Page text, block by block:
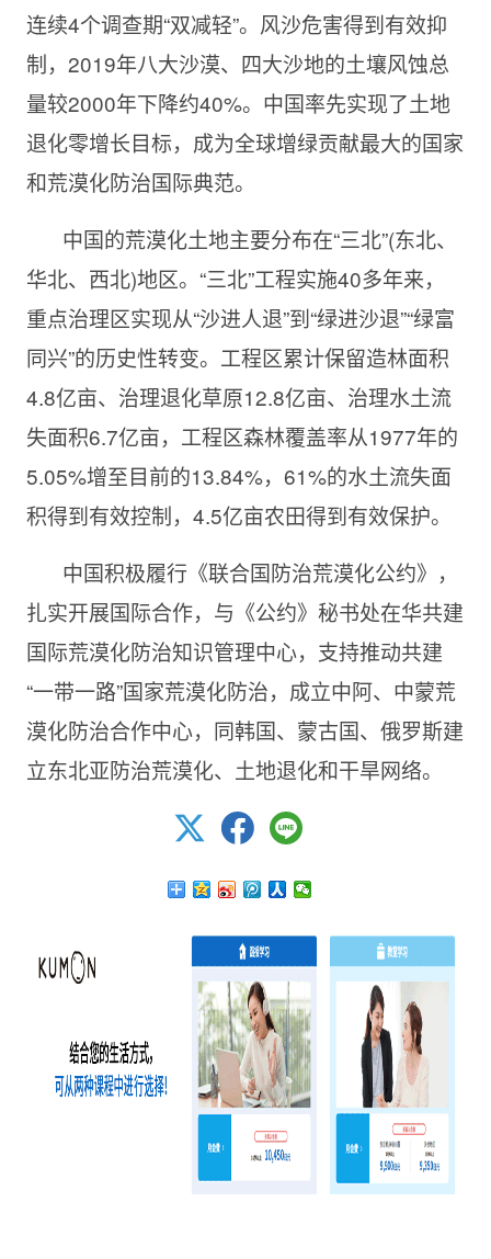
连续4个调查期“双减轻”。风沙危害得到有效抑
制，2019年八大沙漠、四大沙地的土壤风蚀总
量较2000年下降约40%。中国率先实现了土地
退化零增长目标，成为全球增绿贡献最大的国家
和荒漠化防治国际典范。
中国的荒漠化土地主要分布在“三北”(东北、
华北、西北)地区。“三北”工程实施40多年来，
重点治理区实现从“沙进人退”到“绿进沙退”“绿富
同兴”的历史性转变。工程区累计保留造林面积
4.8亿亩、治理退化草原12.8亿亩、治理水土流
失面积6.7亿亩，工程区森林覆盖率从1977年的
5.05%增至目前的13.84%，61%的水土流失面
积得到有效控制，4.5亿亩农田得到有效保护。
中国积极履行《联合国防治荒漠化公约》，
扎实开展国际合作，与《公约》秘书处在华共建
国际荒漠化防治知识管理中心，支持推动共建
“一带一路”国家荒漠化防治，成立中阿、中蒙荒
漠化防治合作中心，同韩国、蒙古国、俄罗斯建
立东北亚防治荒漠化、土地退化和干旱网络。